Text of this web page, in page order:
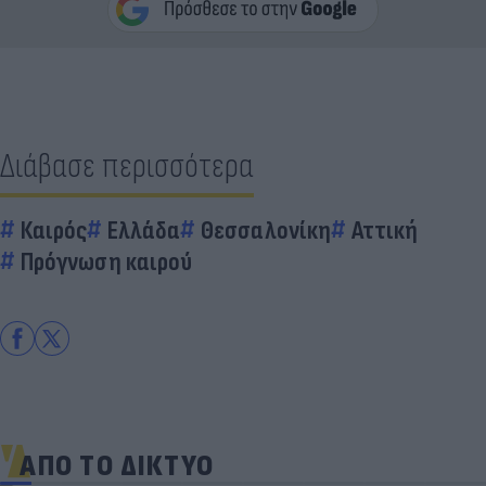
Διάβασε περισσότερα
Καιρός Ελλάδα Θεσσαλονίκη
Αττική
Πρόγνωση καιρού
ΑΠΟ ΤΟ ΔΙΚΤΥΟ